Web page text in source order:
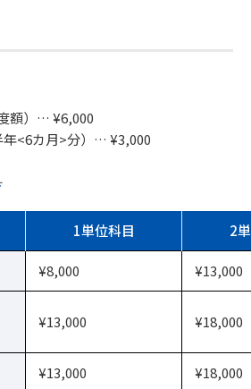
額）… ¥6,000
年<6カ月>分）… ¥3,000
1単位科目 2
¥8,000 ¥13,000
¥13,000 ¥18,000
¥13,000 ¥18,000